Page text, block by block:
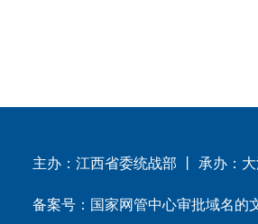
主办：江西省委统战部 丨 承办：大
备案号：国家网管中心审批域名的